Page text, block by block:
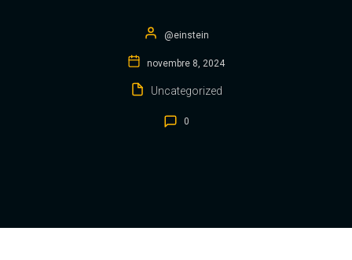
@einstein
novembre 8, 2024
Uncategorized
0